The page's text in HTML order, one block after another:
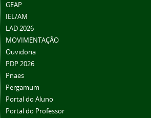
GEAP
IEL/AM
LAD 2026
MOVIMENTAÇÃO
Ouvidoria
PDP 2026
Pnaes
Pergamum
Portal do Aluno
Portal do Professor